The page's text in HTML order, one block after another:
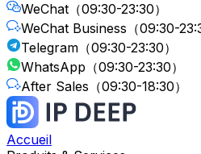
WeChat （09:30-23:30）
WeChat Business （09:30-
Telegram （09:30-23:30）
WhatsApp （09:30-23:30）
After Sales （09:30-18:30）
Accueil